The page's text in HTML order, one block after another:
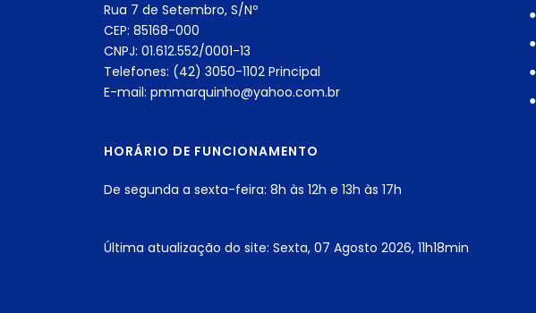
Rua 7 de Setembro, S/Nº
CEP: 85168-000
CNPJ: 01.612.552/0001-13
Telefones: (42) 3050-1102 Principal
E-mail: pmmarquinho@yahoo.com.br
HORÁRIO DE FUNCIONAMENTO
De segunda a sexta-feira: 8h às 12h e 13h às 17h
Última atualização do site: Sexta, 07 Agosto 2026, 11h18min